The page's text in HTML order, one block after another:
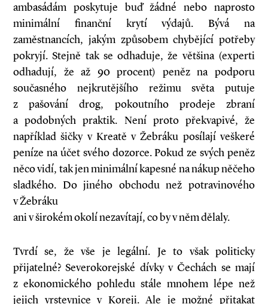
ambasádám poskytuje buď žádné nebo naprosto
minimální finanční krytí výdajů. Bývá na
zaměstnancích, jakým způsobem chybějící potřeby
pokryjí. Stejně tak se odhaduje, že většina (experti
odhadují, že až 90 procent) peněz na podporu
současného nejkrutějšího režimu světa putuje
z pašování drog, pokoutního prodeje zbraní
a podobných praktik. Není proto překvapivé, že
například šičky v Kreatě v Žebráku posílají veškeré
peníze na účet svého dozorce. Pokud ze svých peněz
něco vidí, tak jen minimální kapesné na nákup něčeho
sladkého. Do jiného obchodu než potravinového
v Žebráku
ani v širokém okolí nezavítají, co by v něm dělaly.
Tvrdí se, že vše je legální. Je to však politicky
přijatelné? Severokorejské dívky v Čechách se mají
z ekonomického pohledu stále mnohem lépe než
jejich vrstevnice v Koreji. Ale je možné přitakat